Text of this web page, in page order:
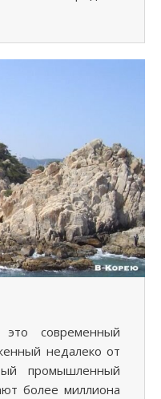
современный
недалеко от
промышленный
более миллиона